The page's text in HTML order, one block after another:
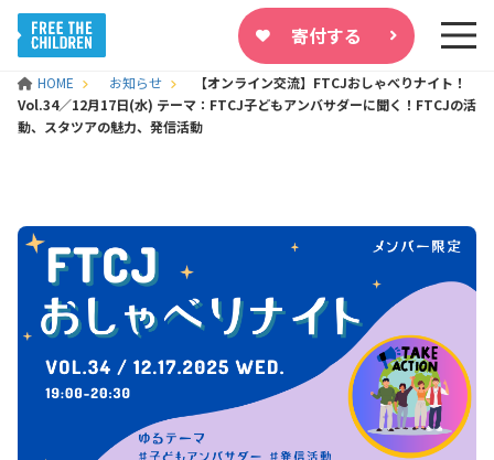
寄付する
HOME お知らせ
【オンライン交流】FTCJおしゃべりナイト！
Vol.34／12月17日(水) テーマ：FTCJ子どもアンバサダーに聞く！FTCJの活
動、スタツアの魅力、発信活動